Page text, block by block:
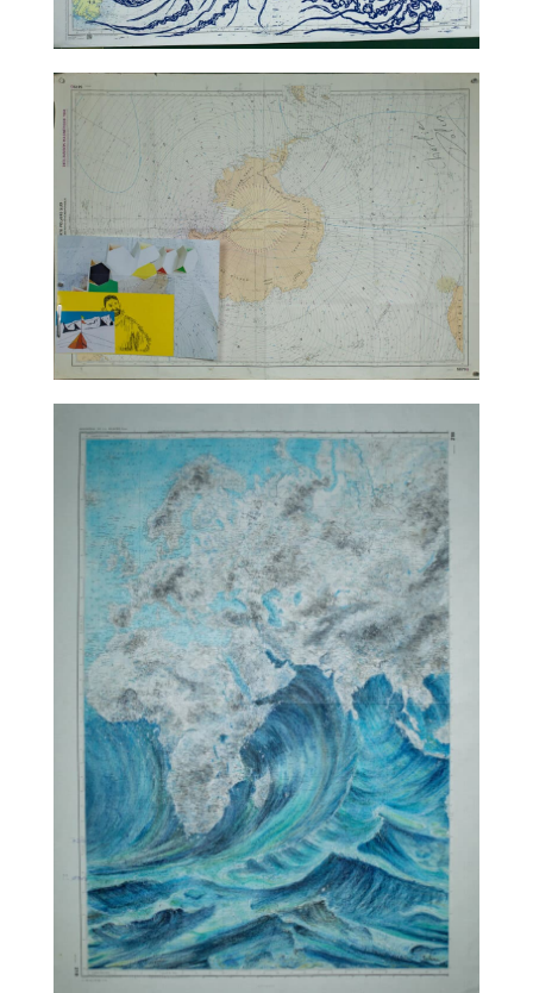
TALC02-09 – Jean-Marie Appriou